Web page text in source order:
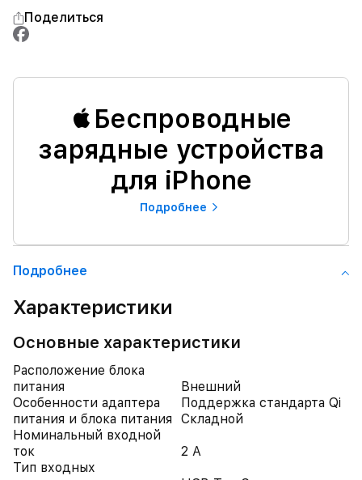
Поделиться
Беспроводные
зарядные устройства
для iPhone
Подробнее
Подробнее
Характеристики
Основные характеристики
Расположение блока
питания
Внешний
Особенности адаптера
питания и блока питания
Поддержка стандарта Qi
Складной
Номинальный входной
ток
2 А
Тип входных